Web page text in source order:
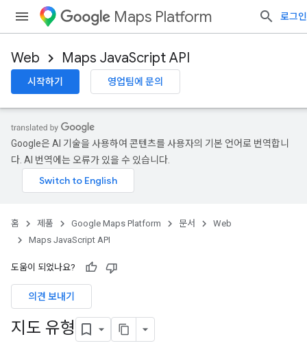
Maps Platform 로그인
Web Maps JavaScript API
시작하기 영업팀에 문의
Google은 AI 기술을 사용하여 콘텐츠를 사용자의 기본 언어로 번역합니
다. AI 번역에는 오류가 있을 수 있습니다.
홈 제품 Google Maps Platform 문서
Web
Maps JavaScript API
도움이 되었나요?
의견 보내기
지도 유형